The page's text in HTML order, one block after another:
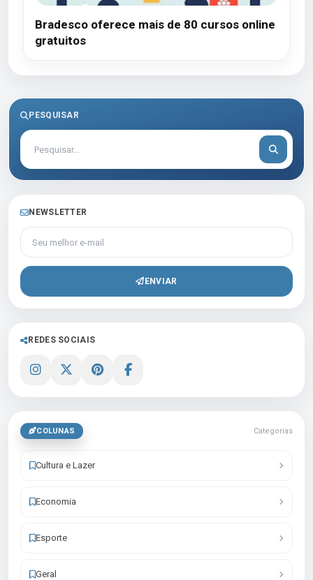
Bradesco oferece mais de 80 cursos online
gratuitos
PESQUISAR
NEWSLETTER
Seu melhor e-mail
ENVIAR
REDES SOCIAIS
COLUNAS Categorias
Cultura e Lazer
Economia
Esporte
Geral